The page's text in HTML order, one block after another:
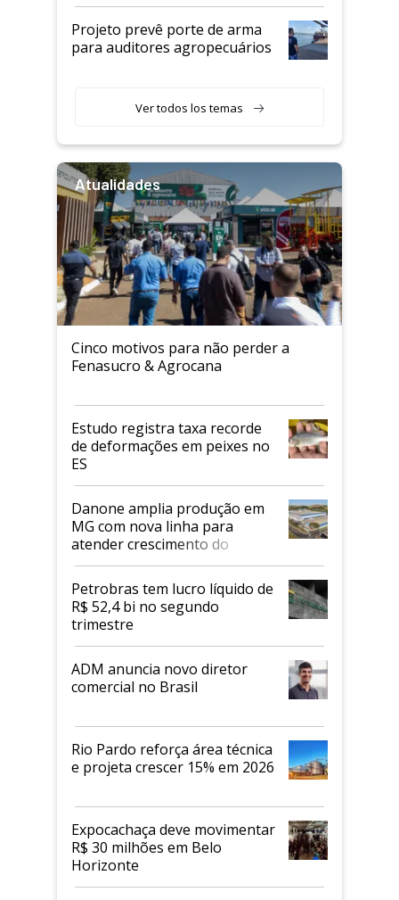
Projeto prevê porte de arma
para auditores agropecuários
Ver todos los temas
Atualidades
Cinco motivos para não perder a
Fenasucro & Agrocana
Estudo registra taxa recorde
de deformações em peixes no
ES
Danone amplia produção em
MG com nova linha para
atender crescimento do
mercado de alimentos
proteicos
Petrobras tem lucro líquido de
R$ 52,4 bi no segundo
trimestre
ADM anuncia novo diretor
comercial no Brasil
Rio Pardo reforça área técnica
e projeta crescer 15% em 2026
Expocachaça deve movimentar
R$ 30 milhões em Belo
Horizonte